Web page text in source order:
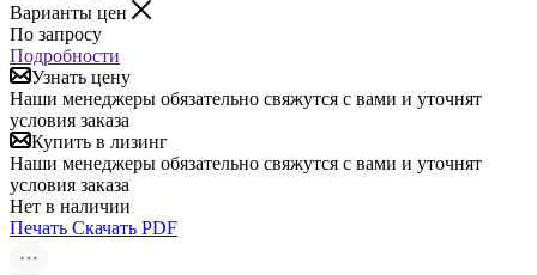
Варианты цен
По запросу
Подробности
Узнать цену
Наши менеджеры обязательно свяжутся с вами и уточнят
условия заказа
Купить в лизинг
Наши менеджеры обязательно свяжутся с вами и уточнят
условия заказа
Нет в наличии
Печать Скачать PDF